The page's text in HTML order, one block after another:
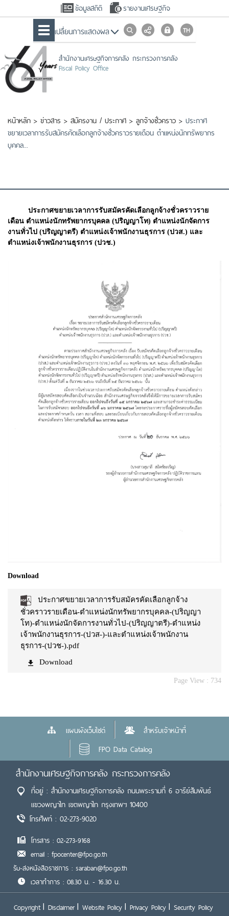
ข้อมูลสถิติ รายงานเศรษฐกิจ
เปลื่ยนการแสดงผล
สำนักงานเศรษฐกิจการคลัง กระทรวงการคลัง
Fiscal Policy Office
หน้าหลัก > ข่าวสาร > สมัครงาน / ประกาศ > ลูกจ้างชั่วคราว > ประกาศ
ขยายเวลาการรับสมัครคัดเลือกลูกจ้างชั่วคราวรายเดือน ตำแหน่งนักทรัพยากร
บุคคล...
ประกาศขยายเวลาการรับสมัครคัดเลือกลูกจ้างชั่วคราวราย
เดือน ตำแหน่งนักทรัพยากรบุคคล (ปริญญาโท) ตำแหน่งนักจัดการ
งานทั่วไป (ปริญญาตรี) ตำแหน่งเจ้าพนักงานธุรการ (ปวส.) และ
ตำแหน่งเจ้าพนักงานธุรการ (ปวช.)
Download
ประกาศขยายเวลาการรับสมัครคัดเลือกลูกจ้าง
ชั่วคราวรายเดือน-ตำแหน่งนักทรัพยากรบุคคล-(ปริญญา
โท)-ตำแหน่งนักจัดการงานทั่วไป-(ปริญญาตรี)-ตำแหน่ง
เจ้าพนักงานธุรการ-(ปวส-)-และตำแหน่งเจ้าพนักงาน
ธุรการ-(ปวช-).pdf
Download
Page View : 734
แผนผังเว็บไซต์
สำหรับเจ้าหน้าที่
FPO Data Catalog
สำนักงานเศรษฐกิจการคลัง กระทรวงการคลัง
ที่อยู่ : สำนักงานเศรษฐกิจการคลัง ถนนพระรามที่ 6 อารีย์สัมพันธ์
แขวงพญาไท เขตพญาไท กรุงเทพฯ 10400
โทรศัพท์ : 02-273-9020
โทรสาร : 02-273-9168
email : fpocenter@fpo.go.th
รับ-ส่งหนังสือราชการ : saraban@fpo.go.th
เวลาทำการ : 08.30 น. - 16.30 น.
Copyright Disclaimer Website Policy Privacy Policy Security Policy